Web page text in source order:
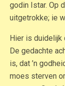
godin Istar. Op
uitgetrokke; ie
Hier is duidelijk
De gedachte
is, dat ’n
moes sterven